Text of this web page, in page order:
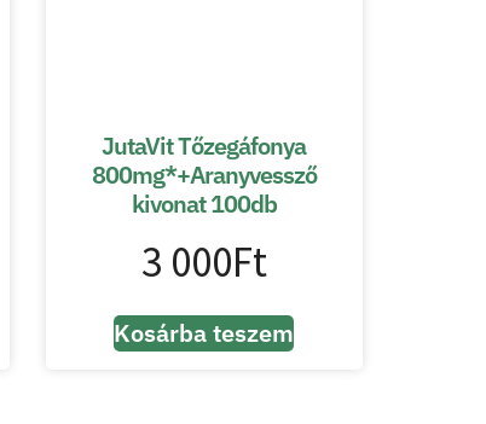
JutaVit Tőzegáfonya
800mg*+Aranyvessző
kivonat 100db
3 000Ft
Kosárba teszem